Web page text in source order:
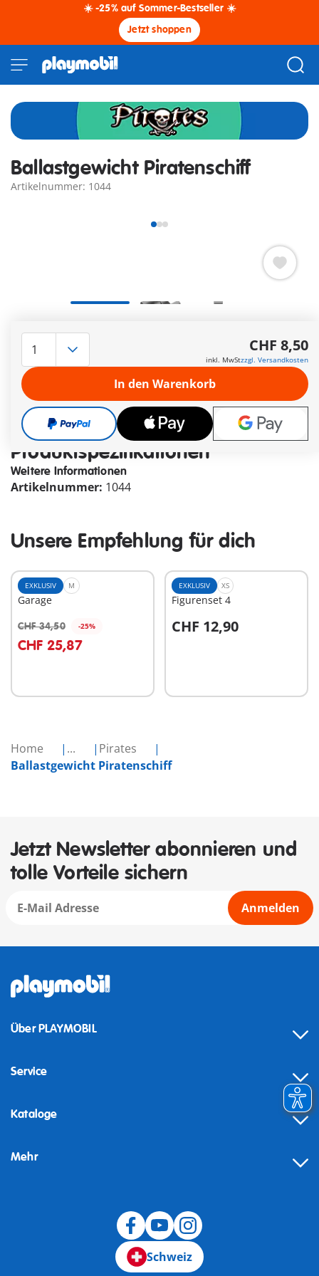
☀️ -25% auf Sommer-Bestseller ☀️
Jetzt shoppen
Home ...
Pirates
Ballastgewicht Piratenschiff
Ballastgewicht Piratenschiff
Artikelnummer: 1044
Die Lieferzeit beträgt derzeit 3 bis 6 Werktage
Versandkostenfrei ab CHF 99
CHF 8,50
inkl. MwStzzgl. Versandkosten
CHF 8,50
inkl. MwStzzgl. Versandkosten
In den Warenkorb
Produktspezifikationen
Weitere Informationen
Artikelnummer: 1044
Unsere Empfehlung für dich
EXKLUSIV M
Garage
CHF 34,50 -25%
CHF 25,87
In den Warenkorb
EXKLUSIV XS
Figurenset 4
CHF 12,90
In den Warenkorb
Jetzt Newsletter abonnieren und
tolle Vorteile sichern
Anmelden
Über PLAYMOBIL
Service
Kataloge
Mehr
Schweiz